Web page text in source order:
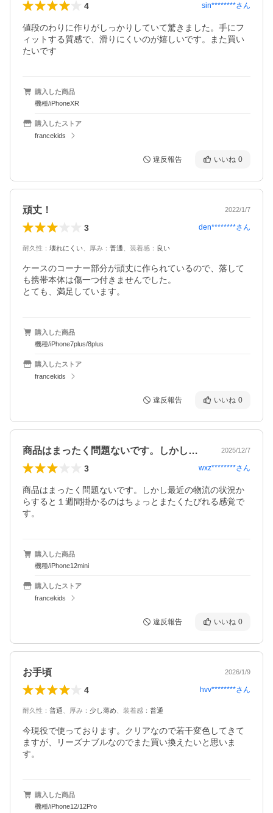
4 sin********さん
値段のわりに作りがしっかりしていて驚きました。手にフ
ィットする質感で、滑りにくいのが嬉しいです。また買い
たいです
購入した商品
機種/iPhoneXR
購入したストア
francekids
違反報告 いいね 0
頑丈！ 2022/1/7
3 den********さん
耐久性 ： 壊れにくい 厚み ： 普通 装着感 ： 良い
ケースのコーナー部分が頑丈に作られているので、落して
も携帯本体は傷一つ付きませんでした。
とても、満足しています。
購入した商品
機種/iPhone7plus/8plus
購入したストア
francekids
違反報告 いいね 0
商品はまったく問題ないです。しかし最近… 2025/12/7
3 wxz********さん
商品はまったく問題ないです。しかし最近の物流の状況か
らすると１週間掛かるのはちょっとまたくたびれる感覚で
す。
購入した商品
機種/iPhone12mini
購入したストア
francekids
違反報告 いいね 0
お手頃 2026/1/9
4 hvv********さん
耐久性 ： 普通 厚み ： 少し薄め 装着感 ： 普通
今現役で使っております。クリアなので若干変色してきて
ますが、リーズナブルなのでまた買い換えたいと思いま
す。
購入した商品
機種/iPhone12/12Pro